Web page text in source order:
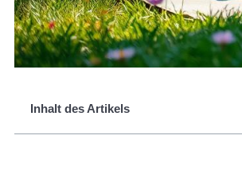
Inhalt des Artikels